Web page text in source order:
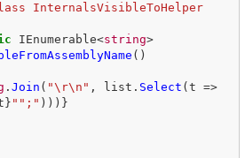
class InternalsVisibleToHelper
IEnumerable<string>
()
. Join ( "\r\n" , list . Select (t =>
} "";" )))}